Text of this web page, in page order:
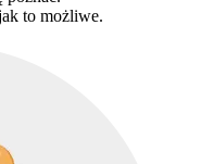
to możliwe.